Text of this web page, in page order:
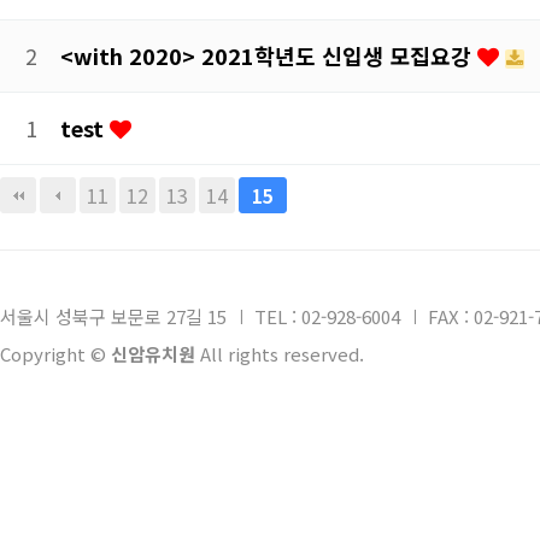
2 <with 2020> 2021학년도 신입생 모집요강
1 test
11 12 13 14 15
서울시 성북구 보문로 27길 15 TEL : 02-928-6004
FAX : 02-921-
Copyright © 신암유치원 All rights reserved.